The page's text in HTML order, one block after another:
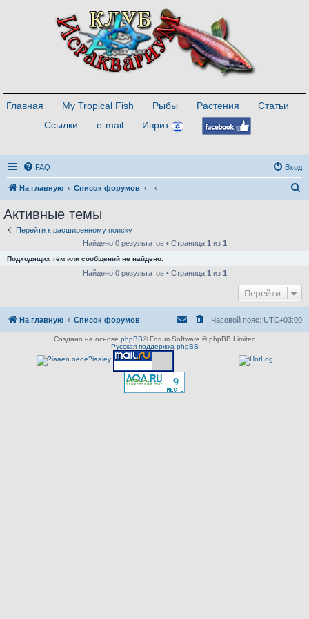
Главная My Tropical Fish Рыбы Растения
Статьи
Ссылки
e-mail Иврит
FAQ Вход
На главную Список форумов
Активные темы
Перейти к расширенному поиску
Найдено 0 результатов • Страница 1 из 1
Подходящих тем или сообщений не найдено.
Найдено 0 результатов • Страница 1 из 1
Перейти
На главную Список форумов Часовой пояс: UTC+03:00
Создано на основе phpBB® Forum Software © phpBB Limited
Русская поддержка phpBB